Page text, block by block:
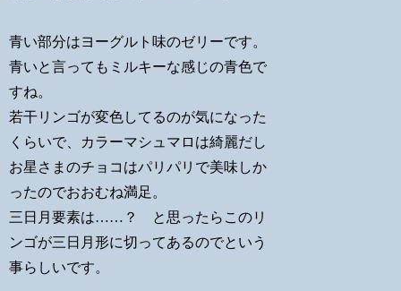
青い部分はヨーグルト味のゼリーです。
青いと言ってもミルキーな感じの青色で
すね。
若干リンゴが変色してるのが気になった
くらいで、カラーマシュマロは綺麗だし
お星さまのチョコはパリパリで美味しか
ったのでおおむね満足。
三日月要素は……？ と思ったらこのリ
ンゴが三日月形に切ってあるのでという
事らしいです。